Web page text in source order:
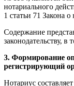
нотариального
1 статьи 71 Закона о
Содержание
законодательству, в
3. Формирование
регистрирующий
Нотариус